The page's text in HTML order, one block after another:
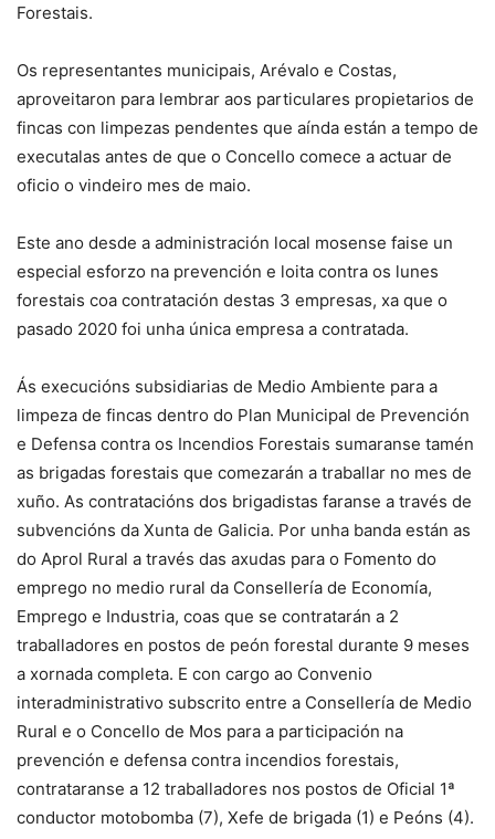
Forestais.
Os representantes municipais, Arévalo e Costas,
aproveitaron para lembrar aos particulares propietarios de
fincas con limpezas pendentes que aínda están a tempo de
executalas antes de que o Concello comece a actuar de
oficio o vindeiro mes de maio.
Este ano desde a administración local mosense faise un
especial esforzo na prevención e loita contra os lunes
forestais coa contratación destas 3 empresas, xa que o
pasado 2020 foi unha única empresa a contratada.
Ás execucións subsidiarias de Medio Ambiente para a
limpeza de fincas dentro do Plan Municipal de Prevención
e Defensa contra os Incendios Forestais sumaranse tamén
as brigadas forestais que comezarán a traballar no mes de
xuño. As contratacións dos brigadistas faranse a través de
subvencións da Xunta de Galicia. Por unha banda están as
do Aprol Rural a través das axudas para o Fomento do
emprego no medio rural da Consellería de Economía,
Emprego e Industria, coas que se contratarán a 2
traballadores en postos de peón forestal durante 9 meses
a xornada completa. E con cargo ao Convenio
interadministrativo subscrito entre a Consellería de Medio
Rural e o Concello de Mos para a participación na
prevención e defensa contra incendios forestais,
contrataranse a 12 traballadores nos postos de Oficial 1ª
conductor motobomba (7), Xefe de brigada (1) e Peóns (4).